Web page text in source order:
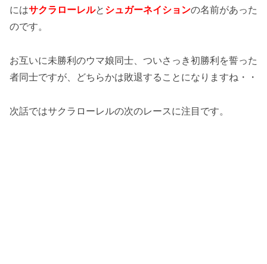
にはサクラローレルと シュガーネイションの名前があった
のです。
お互いに未勝利のウマ娘同士、ついさっき初勝利を誓った
者同士ですが、どちらかは敗退することになりますね・・
次話ではサクラローレルの次のレースに注目です。